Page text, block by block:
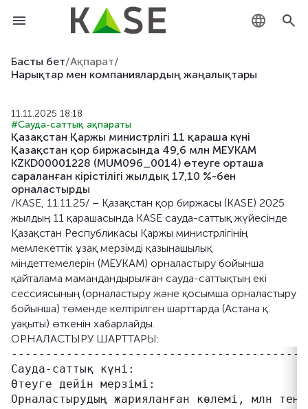
Басты бет/Ақпарат/
Нарықтар мен компаниялардың жаңалықтары
11.11.2025 18:18
#Сауда-саттық ақпараты
Қазақстан Қаржы министрлігі 11 қараша күні
Қазақстан қор биржасында 49,6 млн МЕУКАМ
KZKD00001228 (MUM096_0014) өтеуге орташа
сараланған кірістілігі жылдық 17,10 %-бен
орналастырды
/KASE, 11.11.25/ – Қазақстан қор биржасы (KASE) 2025
жылдың 11 қарашасында KASE сауда-саттық жүйесінде
Қазақстан Республикасы Қаржы министрлігінің
мемлекеттік ұзақ мерзімді қазынашылық
міндеттемелерін (МЕУКАМ) орналастыру бойынша
қайталама мамандандырылған сауда-саттықтың екі
сессиясының (орналастыру және қосымша орналастыру
бойынша) төменде келтірілген шарттарда (Астана қ.
уақыты) өткенін хабарлайды.
ОРНАЛАСТЫРУ ШАРТТАРЫ:
Сауда-саттық күні:
Өтеуге дейін мерзімі:
Орналастырудың жарияланған көлемі, млн